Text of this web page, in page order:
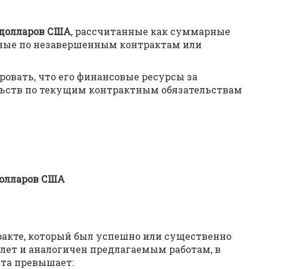
долларов США, рассчитанные как суммарные
по незавершенным контрактам или
что его финансовые ресурсы за
по текущим контрактным обязательствам
США
который был успешно или существенно
и аналогичен предлагаемым работам, в
превышает: